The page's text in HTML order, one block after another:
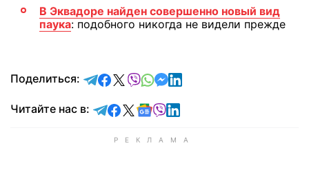
В Эквадоре найден совершенно новый вид
паука: подобного никогда не видели прежде
Поделиться: отправить в Telegram
поделиться в Facebook
поделиться в X
отправить в Viber
отправить в Whatsapp
отправить в Messenger
отправить в LinkedIn
Читайте нас в: Читайте в Telegram
Читайте в Facebook
Читайте в X
Читайте в Google news
Читайте в Viber
Читайте в LinkedIn